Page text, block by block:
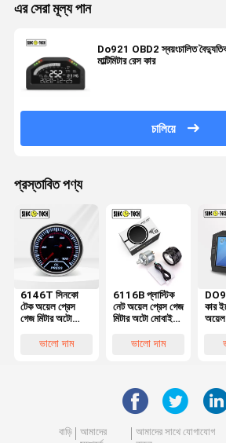
এর সেরা মূল্য পান
Do921 OBD2 স্বয়ংচালিত
মাল্টিমিটার রেস কার
চালিয়ে
প্রস্তাবিত পণ্য
6146T সিনকো
টেক অয়েল প্রেস
গেজ মিটার অটো
ডিসপ্লে 52 মিমি
ভালো দাম
6116B প্লাস্টিক
নেট অয়েল প্রেস গেজ
মিটার অটো মোবাইল
ভালো দাম
কার
অয়েল
বাড়ি
আমাদের
আমাদের সাথে যোগাযোগ